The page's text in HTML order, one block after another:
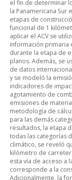
el fin de determinar
la Panamericana Sur
etapas de
funcional de 1
aplicar el ACV se
información primaria
durante la etapa de
planos. Además, se
de datos
y se modeló la
indicadores de
agotamiento de
emisiones de
metodología de
para las demás
resultados, la etapa
todas las categorías
climático, se reveló
kilómetro de
esta vía de acceso a
corresponde a la
Adicionalmente, la